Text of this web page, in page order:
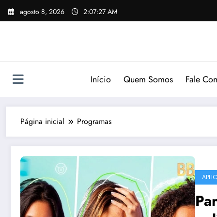
Pular
para
agosto 8, 2026 2:07:28 AM
Início Quem Somos Fale
Página inicial Programas